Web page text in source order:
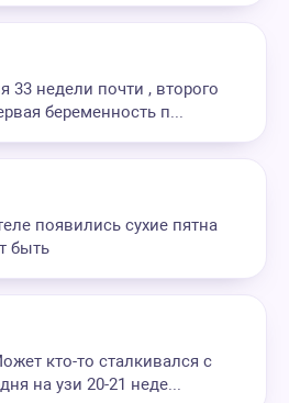
33 недели почти , второго
беременность п...
появились сухие пятна
быть
кто-то сталкивался с
на узи 20-21 неде...